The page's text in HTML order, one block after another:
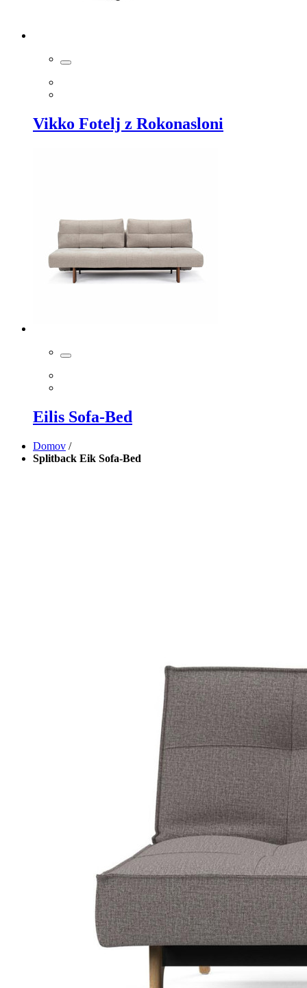
Vikko Fotelj z Rokonasloni
Eilis Sofa-Bed
Domov /
Splitback Eik Sofa-Bed